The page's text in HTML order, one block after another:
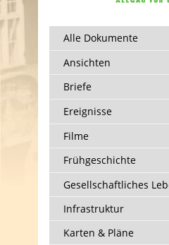
p
e
Alle Dokumente
Ansichten
Briefe
Ereignisse
Filme
Frühgeschichte
Gesellschaftliches
Infrastruktur
Karten & Pläne